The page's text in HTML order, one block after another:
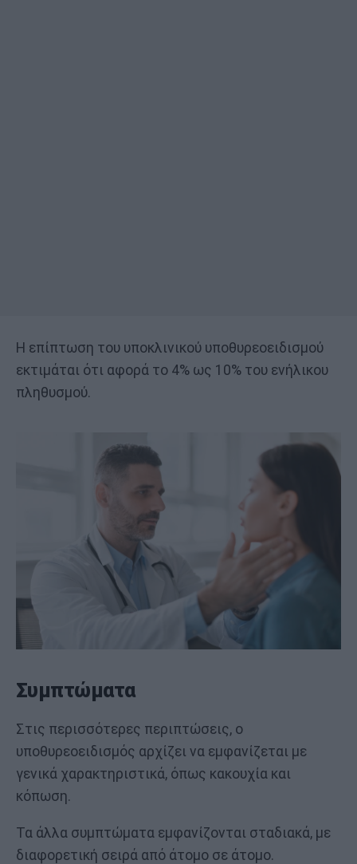
Η επίπτωση του υποκλινικού υποθυρεοειδισμού
εκτιμάται ότι αφορά το 4% ως 10% του ενήλικου
πληθυσμού.
Συμπτώματα
Στις περισσότερες περιπτώσεις, ο
υποθυρεοειδισμός αρχίζει να εμφανίζεται με
γενικά χαρακτηριστικά, όπως κακουχία και
κόπωση.
Τα άλλα συμπτώματα εμφανίζονται σταδιακά, με
διαφορετική σειρά από άτομο σε άτομο.